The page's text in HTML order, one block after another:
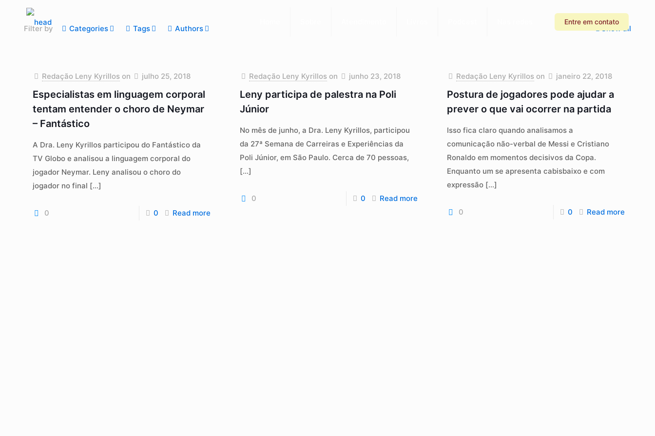
Entre em contato
Filter by Categories Tags Authors Show all
Redação Leny Kyrillos on julho 25, 2018
Especialistas em linguagem corporal
tentam entender o choro de Neymar
– Fantástico
A Dra. Leny Kyrillos participou do Fantástico da
TV Globo e analisou a linguagem corporal do
jogador Neymar. Leny analisou o choro do
jogador no final […]
0 0 Read more
Redação Leny Kyrillos on junho 23, 2018
Leny participa de palestra na Poli
Júnior
No mês de junho, a Dra. Leny Kyrillos, participou
da 27ª Semana de Carreiras e Experiências da
Poli Júnior, em São Paulo. Cerca de 70 pessoas,
[…]
0 0 Read more
Redação Leny Kyrillos on janeiro 22, 2018
Postura de jogadores pode ajudar a
prever o que vai ocorrer na partida
Isso fica claro quando analisamos a
comunicação não-verbal de Messi e Cristiano
Ronaldo em momentos decisivos da Copa.
Enquanto um se apresenta cabisbaixo e com
expressão […]
0 0 Read more